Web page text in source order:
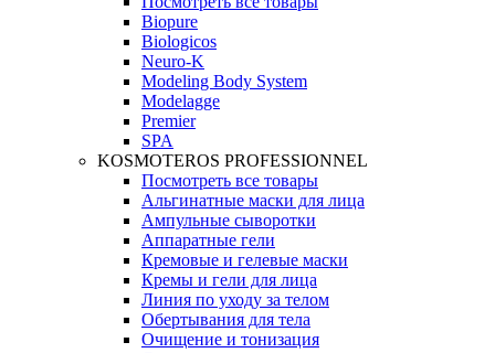
Biopure
Biologicos
Neuro‑K
Modeling Body System
Modelagge
Premier
SPA
KOSMOTEROS PROFESSIONNEL
Посмотреть все товары
Альгинатные маски для лица
Ампульные сыворотки
Аппаратные гели
Кремовые и гелевые маски
Кремы и гели для лица
Линия по уходу за телом
Обертывания для тела
Очищение и тонизация